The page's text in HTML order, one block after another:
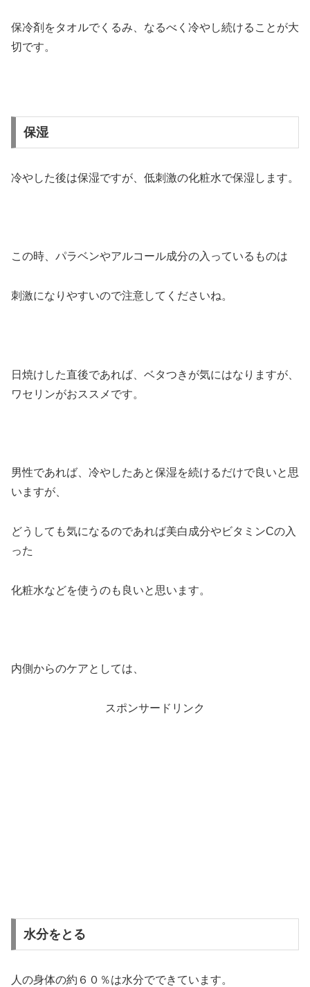
保冷剤をタオルでくるみ、なるべく冷やし続けることが大
切です。
保湿
冷やした後は保湿ですが、低刺激の化粧水で保湿します。
この時、パラベンやアルコール成分の入っているものは
刺激になりやすいので注意してくださいね。
日焼けした直後であれば、ベタつきが気にはなりますが、
ワセリンがおススメです。
男性であれば、冷やしたあと保湿を続けるだけで良いと思
いますが、
どうしても気になるのであれば美白成分やビタミンCの入
った
化粧水などを使うのも良いと思います。
内側からのケアとしては、
スポンサードリンク
水分をとる
人の身体の約６０％は水分でできています。